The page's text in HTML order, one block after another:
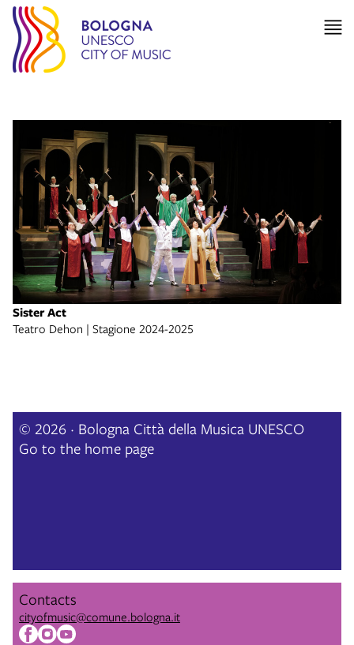
Sister Act
Teatro Dehon | Stagione 2024-2025
© 2026 · Bologna Città della Musica UNESCO
Go to the home page
Contacts
cityofmusic@comune.bologna.it